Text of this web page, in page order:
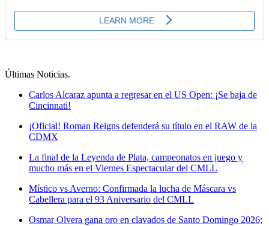
Últimas Noticias.
Carlos Alcaraz apunta a regresar en el US Open: ¡Se baja de
Cincinnati!
¡Oficial! Roman Reigns defenderá su título en el RAW de la
CDMX
La final de la Leyenda de Plata, campeonatos en juego y
mucho más en el Viernes Espectacular del CMLL
Místico vs Averno: Confirmada la lucha de Máscara vs
Cabellera para el 93 Aniversario del CMLL
Osmar Olvera gana oro en clavados de Santo Domingo 2026;